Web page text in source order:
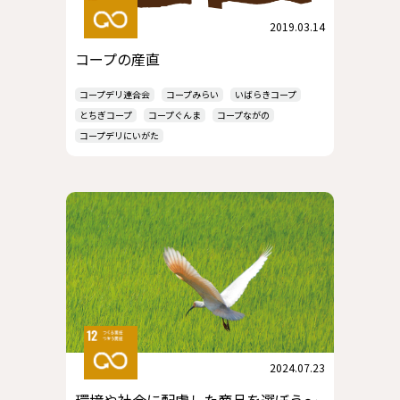
2019.03.14
コープの産直
コープデリ連合会 コープみらい
いばらきコープ
とちぎコープ
コープぐんま
コープながの
コープデリにいがた
2024.07.23